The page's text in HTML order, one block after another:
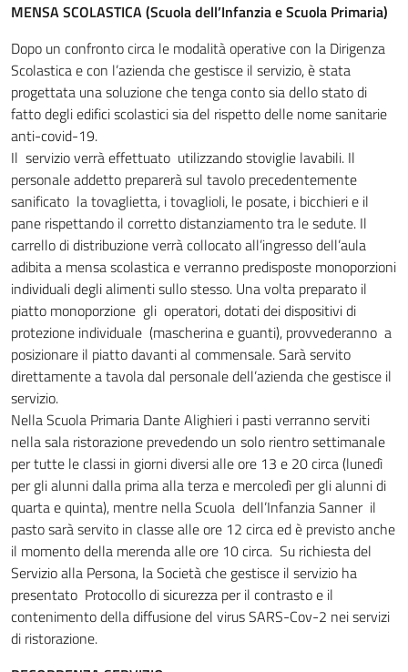
MENSA SCOLASTICA (Scuola dell’Infanzia e Scuola Primaria)
Dopo un confronto circa le modalità operative con la Dirigenza
Scolastica e con l’azienda che gestisce il servizio, è stata
progettata una soluzione che tenga conto sia dello stato di
fatto degli edifici scolastici sia del rispetto delle nome sanitarie
anti-covid-19.
Il servizio verrà effettuato utilizzando stoviglie lavabili. Il
personale addetto preparerà sul tavolo precedentemente
sanificato la tovaglietta, i tovaglioli, le posate, i bicchieri e il
pane rispettando il corretto distanziamento tra le sedute. Il
carrello di distribuzione verrà collocato all’ingresso dell’aula
adibita a mensa scolastica e verranno predisposte monoporzioni
individuali degli alimenti sullo stesso. Una volta preparato il
piatto monoporzione gli operatori, dotati dei dispositivi di
protezione individuale (mascherina e guanti), provvederanno a
posizionare il piatto davanti al commensale. Sarà servito
direttamente a tavola dal personale dell’azienda che gestisce il
servizio.
Nella Scuola Primaria Dante Alighieri i pasti verranno serviti
nella sala ristorazione prevedendo un solo rientro settimanale
per tutte le classi in giorni diversi alle ore 13 e 20 circa (lunedì
per gli alunni dalla prima alla terza e mercoledì per gli alunni di
quarta e quinta), mentre nella Scuola dell’Infanzia Sanner il
pasto sarà servito in classe alle ore 12 circa ed è previsto anche
il momento della merenda alle ore 10 circa. Su richiesta del
Servizio alla Persona, la Società che gestisce il servizio ha
presentato Protocollo di sicurezza per il contrasto e il
contenimento della diffusione del virus SARS-Cov-2 nei servizi
di ristorazione.